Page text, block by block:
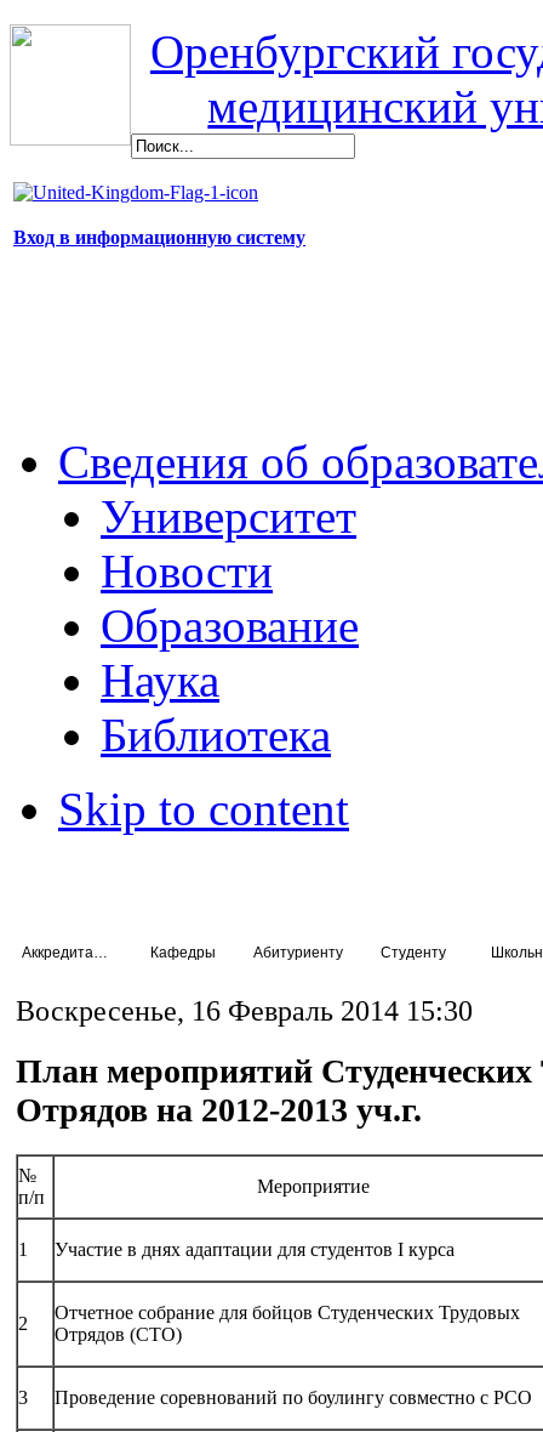
Оренбургский
медицинский
Вход в информационную систему
Сведения об
Университет
Новости
Образование
Наука
Библиотека
Skip to content
Кафедры Абитуриенту Студенту
Воскресенье, 16 Февраль 2014 15:30
План мероприятий
Отрядов на 2012-2013 уч.г.
№
п/п
Мероприятие
1 Участие в днях адаптации для студентов I курса
2
Отчетное собрание для бойцов Студенческих Трудовых
Отрядов (СТО)
3 Проведение соревнований по боулингу совместно с РСО